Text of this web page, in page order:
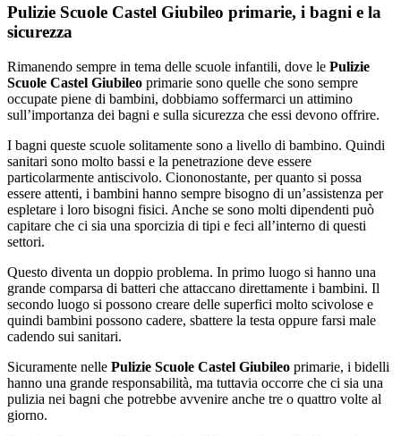
Pulizie Scuole Castel Giubileo primarie, i bagni e la
sicurezza
Rimanendo sempre in tema delle scuole infantili, dove le Pulizie
Scuole Castel Giubileo primarie sono quelle che sono sempre
occupate piene di bambini, dobbiamo soffermarci un attimino
sull’importanza dei bagni e sulla sicurezza che essi devono offrire.
I bagni queste scuole solitamente sono a livello di bambino. Quindi
sanitari sono molto bassi e la penetrazione deve essere
particolarmente antiscivolo. Ciononostante, per quanto si possa
essere attenti, i bambini hanno sempre bisogno di un’assistenza per
espletare i loro bisogni fisici. Anche se sono molti dipendenti può
capitare che ci sia una sporcizia di tipi e feci all’interno di questi
settori.
Questo diventa un doppio problema. In primo luogo si hanno una
grande comparsa di batteri che attaccano direttamente i bambini. Il
secondo luogo si possono creare delle superfici molto scivolose e
quindi bambini possono cadere, sbattere la testa oppure farsi male
cadendo sui sanitari.
Sicuramente nelle Pulizie Scuole Castel Giubileo primarie, i bidelli
hanno una grande responsabilità, ma tuttavia occorre che ci sia una
pulizia nei bagni che potrebbe avvenire anche tre o quattro volte al
giorno.